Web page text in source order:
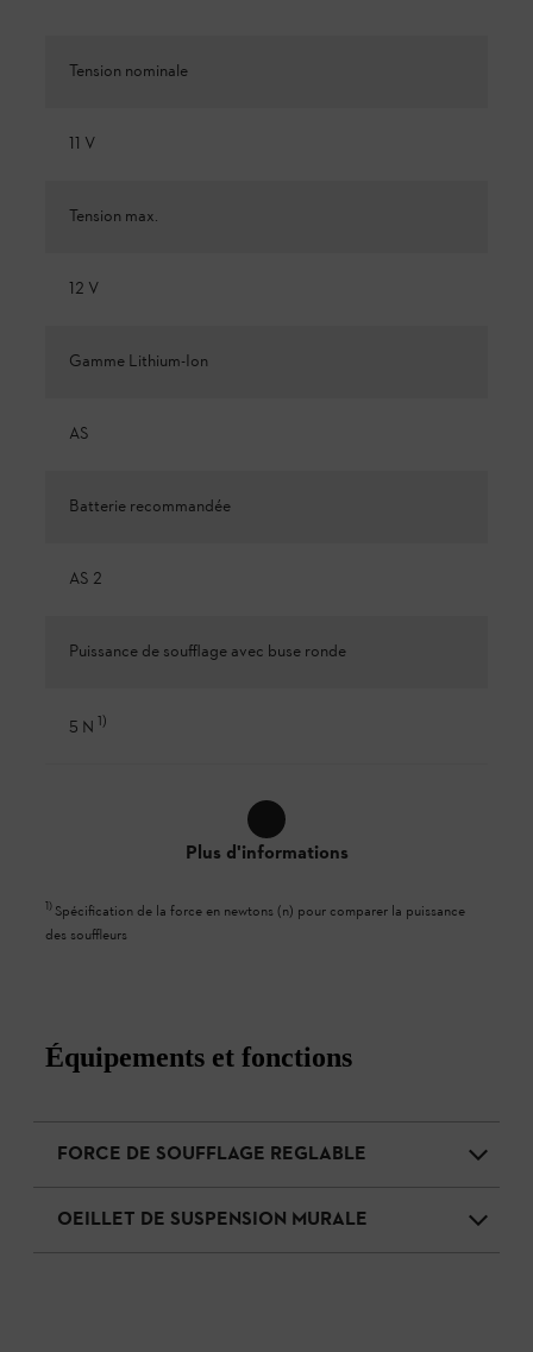
Tension nominale
11 V
Tension max.
12 V
Gamme Lithium-Ion
AS
Batterie recommandée
AS 2
Puissance de soufflage avec buse ronde
5 N 1)
Plus d'informations
1) Spécification de la force en newtons (n) pour comparer la puissance
des souffleurs
Équipements et fonctions
FORCE DE SOUFFLAGE REGLABLE
OEILLET DE SUSPENSION MURALE